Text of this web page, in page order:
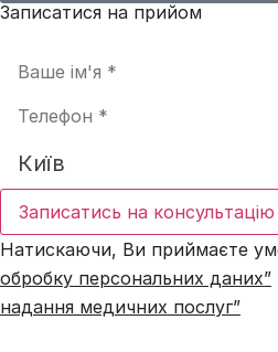
Записатися на прийом
Записатись на консультацію
Натискаючи, Ви приймаєте
обробку персональних даних”
надання медичних послуг”